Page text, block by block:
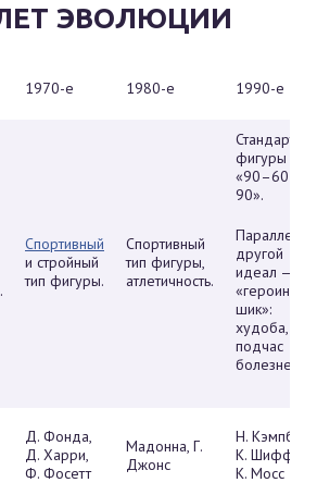
ЭВОЛЮЦИИ
1970-е 1980-е 1990-е
Спортивный
и стройный
тип фигуры.
Спортивный
тип фигуры,
атлетичность.
Стандарт
фигуры —
«90–60–
90».
Параллельно
другой
идеал —
«героиновый
шик»:
худоба,
подчас
болезненная.
Д. Фонда,
Д. Харри,
Ф. Фосетт
Мадонна, Г.
Джонс
Н. Кэмпбелл,
К. Шиффер,
К. Мосс